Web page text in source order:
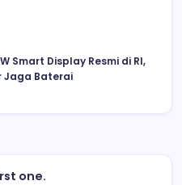
Smart Display Resmi di RI,
Jaga Baterai
one.